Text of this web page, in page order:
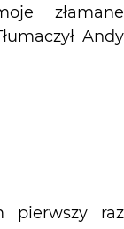
złamane
Andy
pierwszy raz